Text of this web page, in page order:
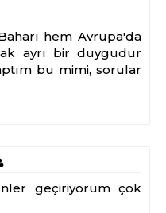
hem Avrupa'da
ayrı bir duygudur
bu mimi, sorular
geçiriyorum çok